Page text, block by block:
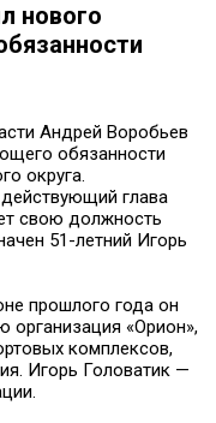
нового
Андрей Воробьев
обязанности
округа.
глава
свою должность
51-летний Игорь
прошлого года он
организация «Орион»,
комплексов,
Игорь Головатик —